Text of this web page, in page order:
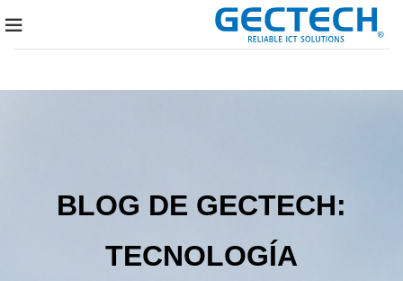
BLOG DE GECTECH:
TECNOLOGÍA